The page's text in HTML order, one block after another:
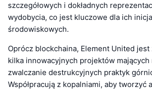
szczegółowych i dokładnych
wydobycia, co jest kluczowe dla ich
środowiskowych.
Oprócz blockchaina, Element United jest
kilka innowacyjnych projektów mających
zwalczanie destrukcyjnych praktyk
Współpracują z kopalniami, aby tworzyć